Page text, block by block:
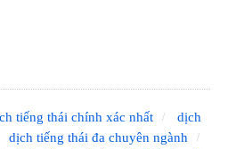
tiếng thái chính xác nhất
dịch
dịch tiếng thái đa chuyên ngành